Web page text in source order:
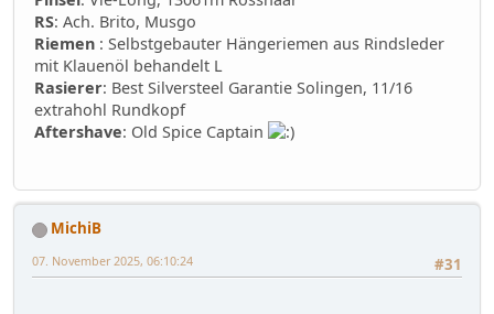
RS: Ach. Brito, Musgo
Riemen : Selbstgebauter Hängeriemen aus Rindsleder
mit Klauenöl behandelt L
Rasierer: Best Silversteel Garantie Solingen, 11/16
extrahohl Rundkopf
Aftershave: Old Spice Captain
MichiB
#31
07. November 2025, 06:10:24